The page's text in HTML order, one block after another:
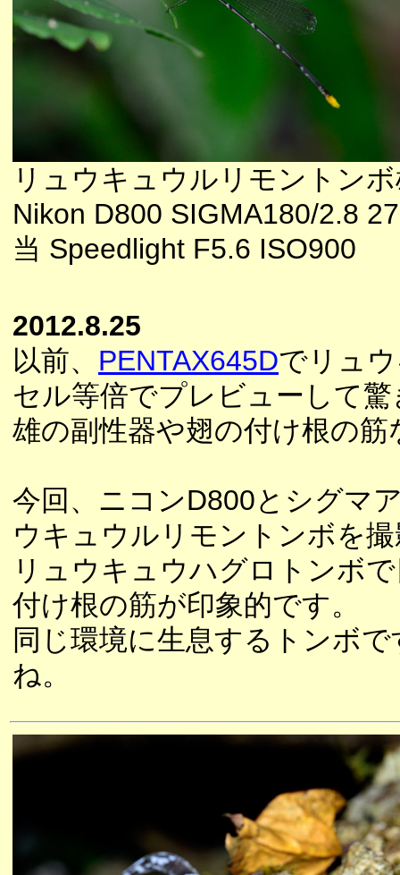
リュウキュウルリモントン
Nikon D800 SIGMA180/2.8
当 Speedlight F5.6 ISO900
2012.8.25
以前、 PENTAX645Dでリュ
セル等倍でプレビューして
雄の副性器や翅の付け根の
今回、ニコンD800とシグマ
ウキュウルリモントンボを
リュウキュウハグロトンボ
付け根の筋が印象的です。
同じ環境に生息するトンボ
ね。